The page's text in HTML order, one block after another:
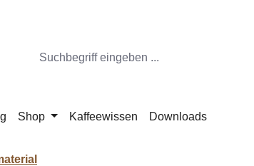
Shop Kaffeewissen Downloads